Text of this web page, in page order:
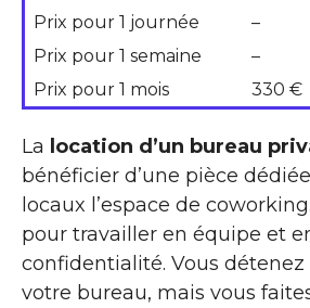
Prix pour 1 journée
–
Prix pour 1 semaine
–
Prix pour 1 mois
330 €
La location d’un bureau
bénéficier d’une pièce
locaux l’espace de coworking.
pour travailler en équipe et
confidentialité. Vous détenez
votre bureau, mais vous